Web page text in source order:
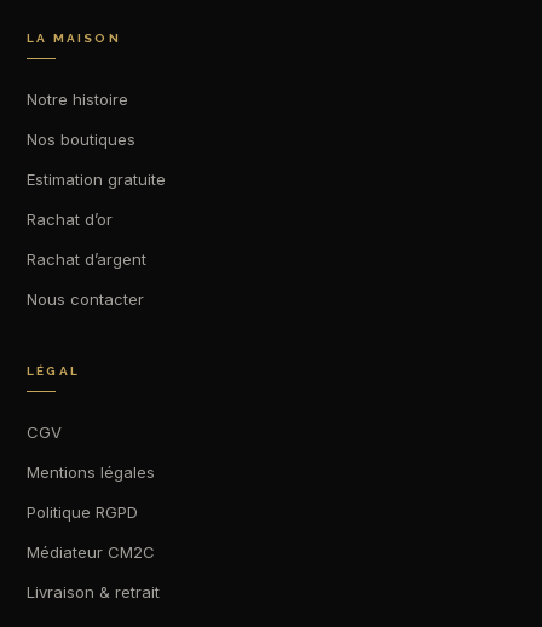
LA MAISON
Notre histoire
Nos boutiques
Estimation gratuite
Rachat d’or
Rachat d’argent
Nous contacter
LÉGAL
CGV
Mentions légales
Politique RGPD
Médiateur CM2C
Livraison & retrait